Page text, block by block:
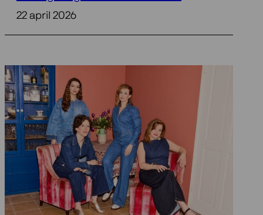
22 april 2026